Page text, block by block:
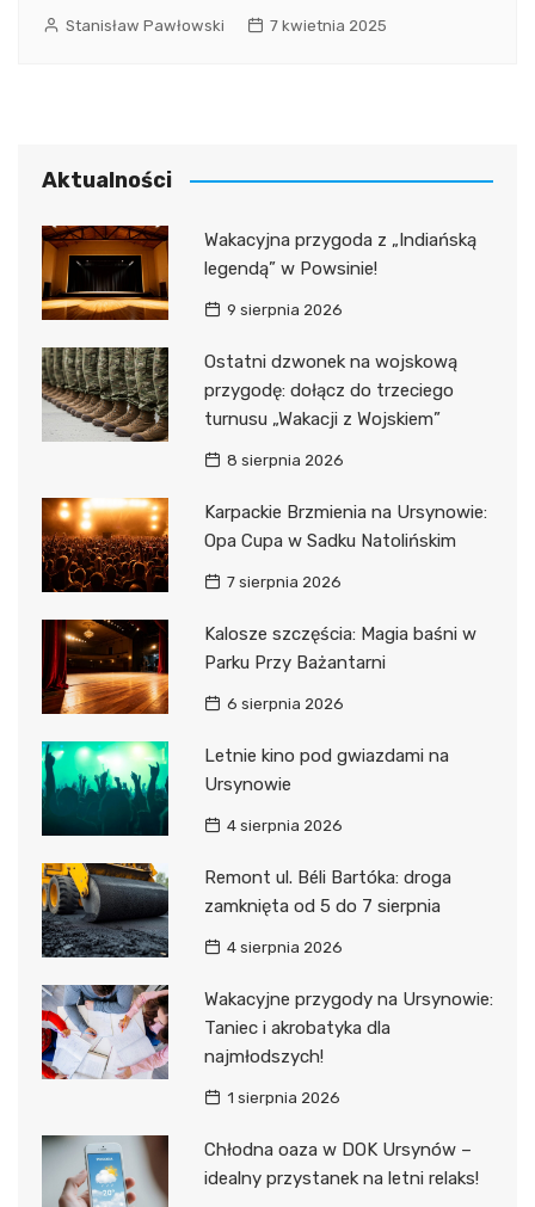
Stanisław Pawłowski 7 kwietnia 2025
Aktualności
Wakacyjna przygoda z „Indiańską
legendą” w Powsinie!
9 sierpnia 2026
Ostatni dzwonek na wojskową
przygodę: dołącz do trzeciego
turnusu „Wakacji z Wojskiem”
8 sierpnia 2026
Karpackie Brzmienia na Ursynowie:
Opa Cupa w Sadku Natolińskim
7 sierpnia 2026
Kalosze szczęścia: Magia baśni w
Parku Przy Bażantarni
6 sierpnia 2026
Letnie kino pod gwiazdami na
Ursynowie
4 sierpnia 2026
Remont ul. Béli Bartóka: droga
zamknięta od 5 do 7 sierpnia
4 sierpnia 2026
Wakacyjne przygody na Ursynowie:
Taniec i akrobatyka dla
najmłodszych!
1 sierpnia 2026
Chłodna oaza w DOK Ursynów –
idealny przystanek na letni relaks!